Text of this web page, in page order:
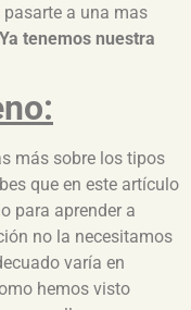
a una mas
Ya tenemos nuestra
más sobre los tipos
que en este artículo
para aprender a
no la necesitamos
varía en
hemos visto